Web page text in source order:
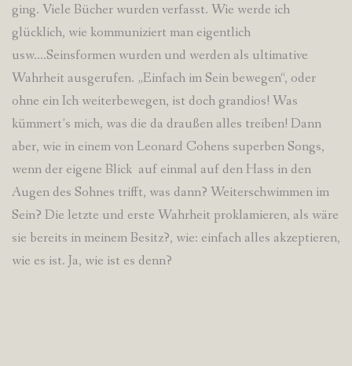
ging. Viele Bücher wurden verfasst. Wie werde ich
glücklich, wie kommuniziert man eigentlich
usw….Seinsformen wurden und werden als ultimative
Wahrheit ausgerufen. „Einfach im Sein bewegen“, oder
ohne ein Ich weiterbewegen, ist doch grandios! Was
kümmert’s mich, was die da draußen alles treiben! Dann
aber, wie in einem von Leonard Cohens superben Songs,
wenn der eigene Blick auf einmal auf den Hass in den
Augen des Sohnes trifft, was dann? Weiterschwimmen im
Sein? Die letzte und erste Wahrheit proklamieren, als wäre
sie bereits in meinem Besitz?, wie: einfach alles akzeptieren,
wie es ist. Ja, wie ist es denn?